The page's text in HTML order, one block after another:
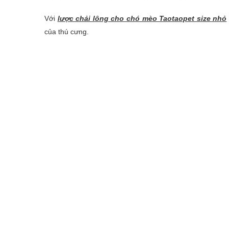
Với lược chải lông cho chó mèo Taotaopet size nhỏ
của thú cưng.